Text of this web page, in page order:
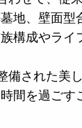
地、壁面型
構成やライ
備された美
間を過ごす